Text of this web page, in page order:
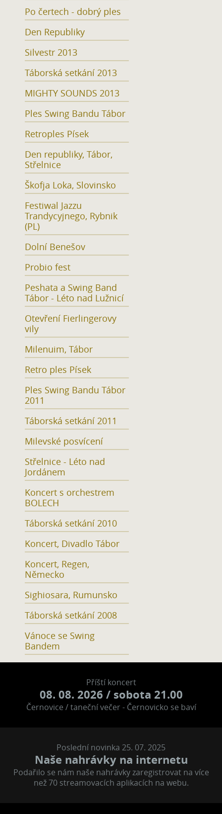
Po čertech - dobrý ples
Den Republiky
Silvestr 2013
Táborská setkání 2013
MIGHTY SOUNDS 2013
Ples Swing Bandu Tábor
Retroples Písek
Den republiky, Tábor,
Střelnice
Škofja Loka, Slovinsko
Festiwal Jazzu
Trandycyjnego, Rybnik
(PL)
Dolní Benešov
Probio fest
Peshata a Swing Band
Tábor - Léto nad Lužnicí
Otevření Fierlingerovy
vily
Milenuim, Tábor
Retro ples Písek
Ples Swing Bandu Tábor
2011
Táborská setkání 2011
Milevské posvícení
Střelnice - Léto nad
Jordánem
Koncert s orchestrem
BOLECH
Táborská setkání 2010
Koncert, Divadlo Tábor
Koncert, Regen,
Německo
Sighiosara, Rumunsko
Táborská setkání 2008
Vánoce se Swing
Bandem
Příští koncert
08. 08. 2026 / sobota 21.00
Černovice / taneční večer - Černovicko se baví
Poslední novinka 25. 07. 2025
Naše nahrávky na internetu
Podařilo se nám naše nahrávky zaregistrovat na více
než 70 streamovacích aplikacích na webu.